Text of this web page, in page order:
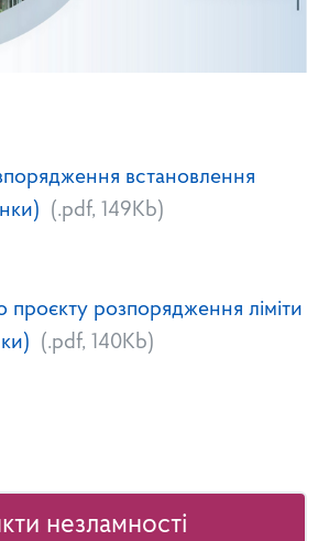
встановлення
(.pdf, 149Kb)
проєкту розпорядження ліміти
(.pdf, 140Kb)
незламності